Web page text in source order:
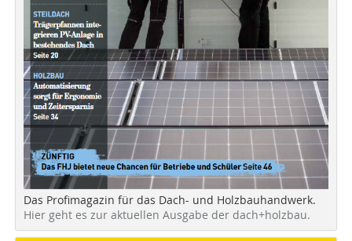
Das Profimagazin für das Dach- und Holzbauhandwerk.
Hier geht es zur aktuellen Ausgabe der dach+holzbau.